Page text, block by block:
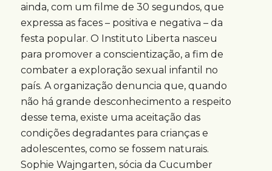
ainda, com um filme de 30 segundos, que
expressa as faces – positiva e negativa – da
festa popular. O Instituto Liberta nasceu
para promover a conscientização, a fim de
combater a exploração sexual infantil no
país. A organização denuncia que, quando
não há grande desconhecimento a respeito
desse tema, existe uma aceitação das
condições degradantes para crianças e
adolescentes, como se fossem naturais.
Sophie Wajngarten, sócia da Cucumber